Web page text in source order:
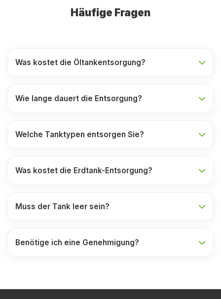
Häufige Fragen
Was kostet die Öltankentsorgung?
Wie lange dauert die Entsorgung?
Welche Tanktypen entsorgen Sie?
Was kostet die Erdtank-Entsorgung?
Muss der Tank leer sein?
Benötige ich eine Genehmigung?